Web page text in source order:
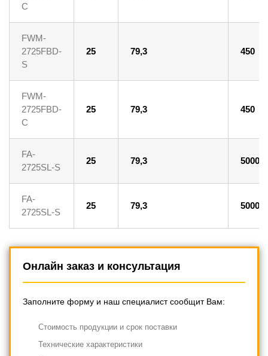
С
FWM-
2725FBD-
S
25 79,3 450
FWM-
2725FBD-
C
25 79,3 450
FA-
2725SL-S
25 79,3 5000
FA-
2725SL-S
25 79,3 5000
Онлайн заказ и консультация
Заполните форму и наш специалист сообщит Вам:
Cтоимость продукции и срок поставки
Технические характеристики